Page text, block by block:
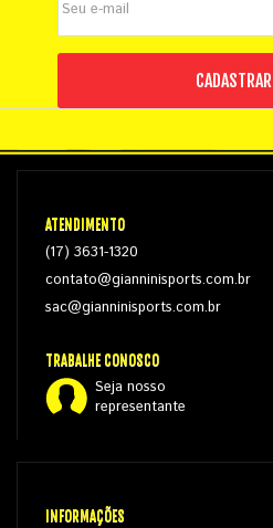
CADASTRAR
ATENDIMENTO
(17) 3631-1320
contato@gianninisports.com.br
sac@gianninisports.com.br
TRABALHE CONOSCO
Seja nosso
representante
INFORMAÇÕES